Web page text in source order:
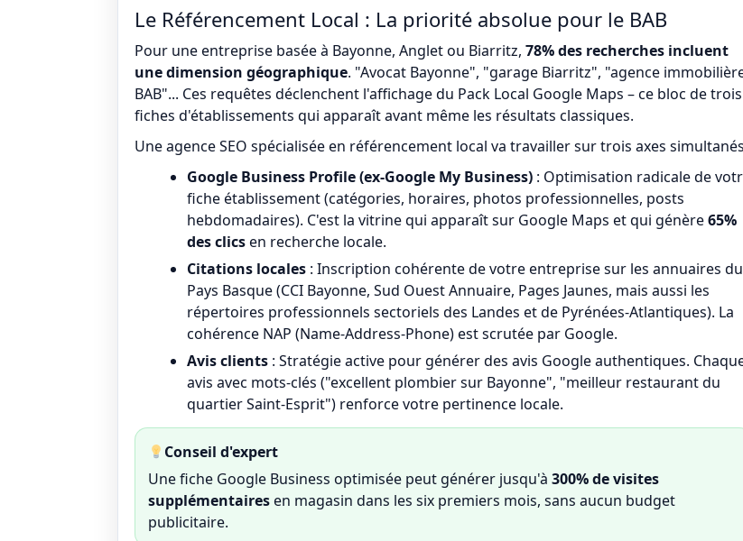
Le Référencement Local : La priorité absolue pour le BAB
Pour une entreprise basée à Bayonne, Anglet ou Biarritz, 78% des recherches incluent
une dimension géographique. "Avocat Bayonne", "garage Biarritz", "agence
BAB"... Ces requêtes déclenchent l'affichage du Pack Local Google Maps – ce bloc de trois
fiches d'établissements qui apparaît avant même les résultats classiques.
Une agence SEO spécialisée en référencement local va travailler sur trois axes
Google Business Profile (ex-Google My Business) : Optimisation radicale de
fiche établissement (catégories, horaires, photos professionnelles, posts
hebdomadaires). C'est la vitrine qui apparaît sur Google Maps et qui génère65%
des clicsen recherche locale.
Citations locales : Inscription cohérente de votre entreprise sur les annuaires du
Pays Basque (CCI Bayonne, Sud Ouest Annuaire, Pages Jaunes, mais aussi les
répertoires professionnels sectoriels des Landes et de Pyrénées-Atlantiques). La
cohérence NAP (Name-Address-Phone) est scrutée par Google.
Avis clients : Stratégie active pour générer des avis Google authentiques.
avis avec mots-clés ("excellent plombier sur Bayonne", "meilleur restaurant du
quartier Saint-Esprit") renforce votre pertinence locale.
Conseil d'expert
Une fiche Google Business optimisée peut générer jusqu'à 300% de visites
supplémentairesen magasin dans les six premiers mois, sans aucun budget
publicitaire.